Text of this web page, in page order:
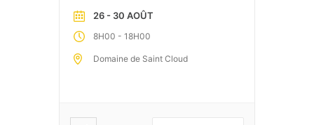
26 - 30 AOÛT
8H00 - 18H00
Domaine de Saint Cloud